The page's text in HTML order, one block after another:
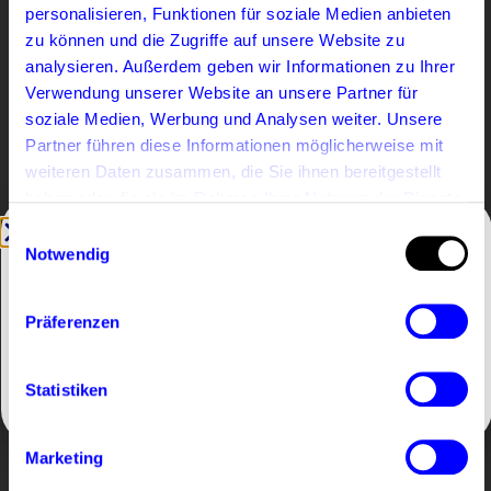
personalisieren, Funktionen für soziale Medien anbieten
zu können und die Zugriffe auf unsere Website zu
analysieren. Außerdem geben wir Informationen zu Ihrer
Verwendung unserer Website an unsere Partner für
soziale Medien, Werbung und Analysen weiter. Unsere
Partner führen diese Informationen möglicherweise mit
weiteren Daten zusammen, die Sie ihnen bereitgestellt
Einwilligungsauswahl
Notwendig
Präferenzen
Statistiken
Marketing
également des subventions pour les transports
hi Nouveau Job
Nous recherchons toujours des
être pouvons-nous encore te
We detected that your language is